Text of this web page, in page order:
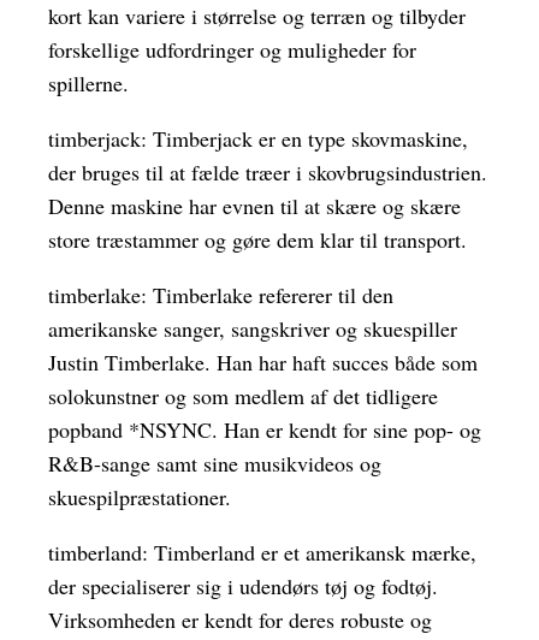
kort kan variere i størrelse og terræn og tilbyder
forskellige udfordringer og muligheder for
spillerne.
timberjack: Timberjack er en type skovmaskine,
der bruges til at fælde træer i skovbrugsindustrien.
Denne maskine har evnen til at skære og skære
store træstammer og gøre dem klar til transport.
timberlake: Timberlake refererer til den
amerikanske sanger, sangskriver og skuespiller
Justin Timberlake. Han har haft succes både som
solokunstner og som medlem af det tidligere
popband *NSYNC. Han er kendt for sine pop- og
R&B-sange samt sine musikvideos og
skuespilpræstationer.
timberland: Timberland er et amerikansk mærke,
der specialiserer sig i udendørs tøj og fodtøj.
Virksomheden er kendt for deres robuste og